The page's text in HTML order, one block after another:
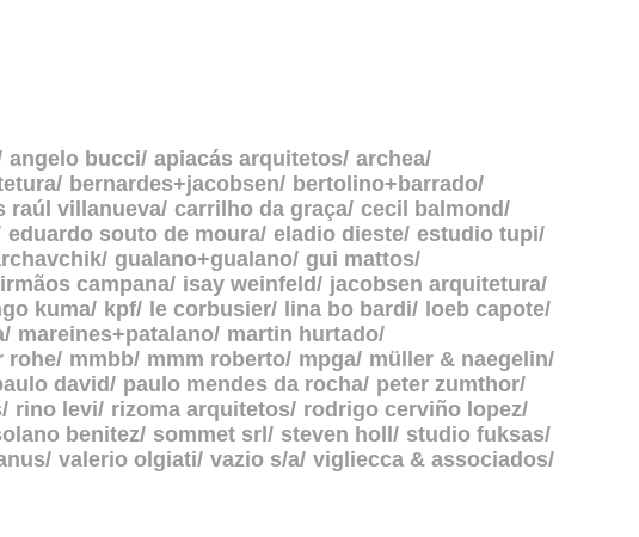
angelo bucci apiacás arquitetos archea
bernardes+jacobsen
bertolino+barrado
raúl villanueva carrilho da graça cecil balmond
eduardo souto de moura eladio dieste estudio tupi
gualano+gualano gui mattos
irmãos campana isay weinfeld
jacobsen arquitetura
kuma kpf le corbusier lina bo bardi
loeb capote
mareines+patalano martin hurtado
rohe mmbb mmm roberto mpga müller & naegelin
david paulo mendes da rocha peter zumthor
rino levi rizoma arquitetos
rodrigo cerviño lopez
benitez sommet srl steven holl
studio fuksas
valerio olgiati vazio s/a vigliecca & associados